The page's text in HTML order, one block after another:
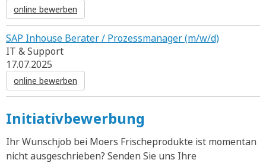
online bewerben
SAP Inhouse Berater / Prozessmanager (m/w/d)
IT & Support
17.07.2025
online bewerben
Initiativbewerbung
Ihr Wunschjob bei Moers Frischeprodukte ist momentan
nicht ausgeschrieben? Senden Sie uns Ihre